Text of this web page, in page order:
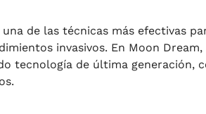
una de las técnicas más efectivas
invasivos. En Moon
tecnología de última generación,